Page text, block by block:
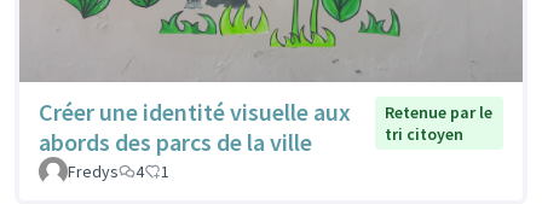
Créer une identité visuelle aux
abords des parcs de la ville
Retenue par le
tri citoyen
Fredys
4 1